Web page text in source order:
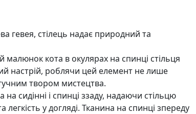
гевея, стілець надає природний та
кота в окулярах на спинці стільця
настрій, роблячи цей елемент не лише
твором мистецтва.
сидінні і спинці ззаду, надаючи стільцю
у догляді. Тканина на спинці зпереду